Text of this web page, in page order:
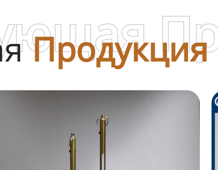
Продукция